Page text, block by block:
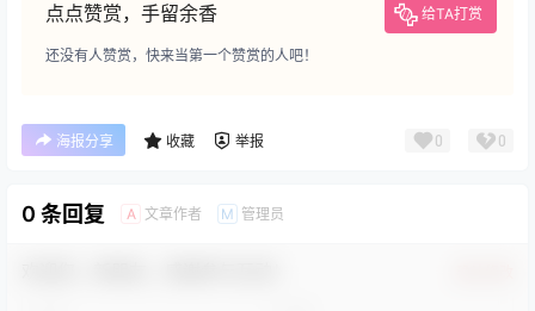
点点赞赏，手留余香 给TA打赏
还没有人赞赏，快来当第一个赞赏的人吧！
海报分享 收藏 举报 0 0
0 条回复 A 文章作者 M 管理员